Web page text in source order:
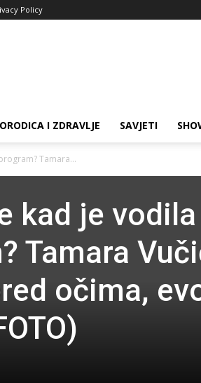
Policy
I ZDRAVLJE SAVJETI
Tamara...
kad je
Tamara
očima,